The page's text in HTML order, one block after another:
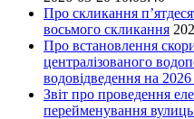
Про скликання
восьмого скликання
Про встановлення
централізованого
водовідведення на 2026
Звіт про проведення
перейменування